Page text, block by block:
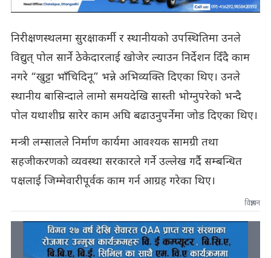
निरीक्षणस्थलमा सुरक्षाकर्मी र स्थानीयको उपस्थितिमा उनले
विद्युत् पोल सार्ने ठेकेदारलाई खोजेर ल्याउन निर्देशन दिँदै काम
नगरे “खुट्टा भाँचिदिनू” भन्ने अभिव्यक्ति दिएका थिए। उनले
स्थानीय बासिन्दाले लामो समयदेखि सास्ती भोग्नुपरेको भन्दै
पोल यथाशीघ्र सारेर काम अघि बढाउनुपर्नेमा जोड दिएका थिए।
मन्त्री लम्सालले निर्माण कार्यमा आवश्यक सामग्री तथा
सहजीकरणको व्यवस्था सरकारले गर्ने उल्लेख गर्दै सम्बन्धित
पक्षलाई जिम्मेवारीपूर्वक काम गर्न आग्रह गरेका थिए।
विज्ञापन